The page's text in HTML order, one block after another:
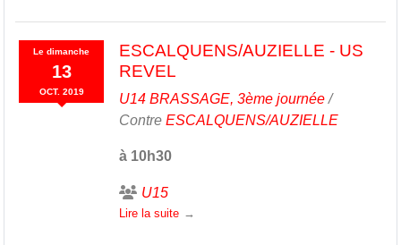
Ledimanche
13
OCT. 2019
ESCALQUENS/AUZIELLE - US
REVEL
U14 BRASSAGE, 3ème journée/
Contre ESCALQUENS/AUZIELLE
à 10h30
U15
Lire la suite